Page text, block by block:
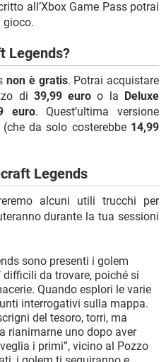
all’Xbox Game Pass potrai
gioco.
Legends?
non è gratis. Potrai acquistare
di 39,99 euro o la Deluxe
euro. Quest’ultima versione
(che da solo costerebbe 14,99
Legends
alcuni utili trucchi per
durante la tua sessioni
sono presenti i golem
difficili da trovare, poiché si
Quando esplori le varie
interrogativi sulla mappa.
del tesoro, torri, ma
rianimarne uno dopo aver
i primi”, vicino al Pozzo